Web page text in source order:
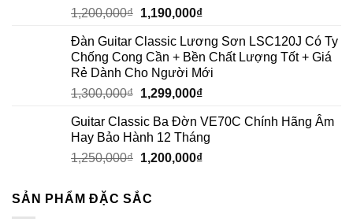
1,200,000₫ 1,190,000₫
Đàn Guitar Classic Lương Sơn LSC120J Có Ty
Chống Cong Cần + Bền Chất Lượng Tốt + Giá
Rẻ Dành Cho Người Mới
1,300,000₫ 1,299,000₫
Guitar Classic Ba Đờn VE70C Chính Hãng Âm
Hay Bảo Hành 12 Tháng
1,250,000₫ 1,200,000₫
SẢN PHẨM ĐẶC SẮC